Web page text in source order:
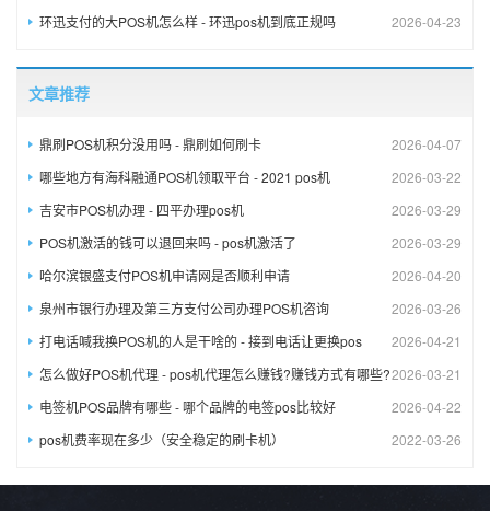
2026-04-23
环迅支付的大POS机怎么样 - 环迅pos机到底正规吗
文章推荐
2026-04-07
鼎刷POS机积分没用吗 - 鼎刷如何刷卡
2026-03-22
哪些地方有海科融通POS机领取平台 - 2021 pos机
2026-03-29
吉安市POS机办理 - 四平办理pos机
2026-03-29
POS机激活的钱可以退回来吗 - pos机激活了
2026-04-20
哈尔滨银盛支付POS机申请网是否顺利申请
2026-03-26
泉州市银行办理及第三方支付公司办理POS机咨询
2026-04-21
打电话喊我换POS机的人是干啥的 - 接到电话让更换pos
2026-03-21
怎么做好POS机代理 - pos机代理怎么赚钱?赚钱方式有哪些?
2026-04-22
电签机POS品牌有哪些 - 哪个品牌的电签pos比较好
2022-03-26
pos机费率现在多少（安全稳定的刷卡机）